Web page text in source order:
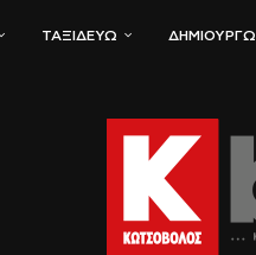
ΤΑΞΙΔΕΎΩ ΔΗΜΙΟΥΡΓΏ